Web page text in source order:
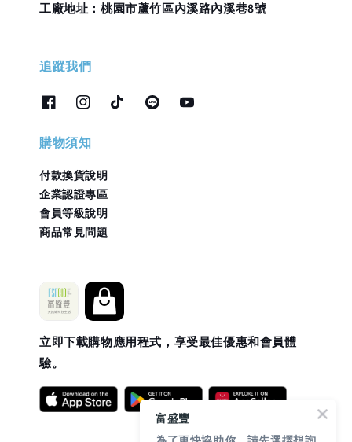
工廠地址：桃園市蘆竹區內溪路內溪巷8號
追蹤我們
購物須知
付款換貨說明
企業認證專區
會員等級說明
商品常見問題
立即下載購物應用程式，享受最佳優惠和會員體
驗。
富盛豐